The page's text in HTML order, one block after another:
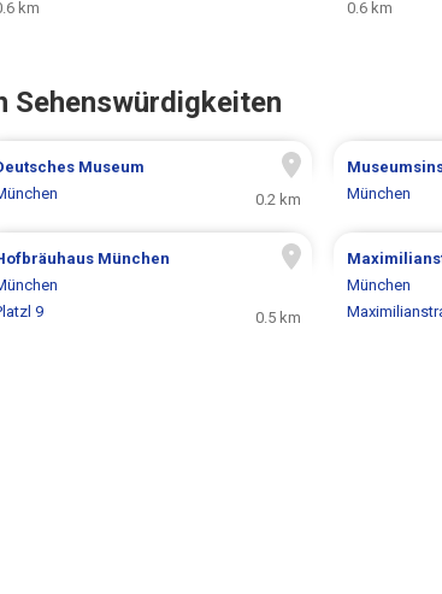
km
0.6 km
Sehenswürdigkeiten
Museum
0.2 km
München
München
9
0.5 km
München